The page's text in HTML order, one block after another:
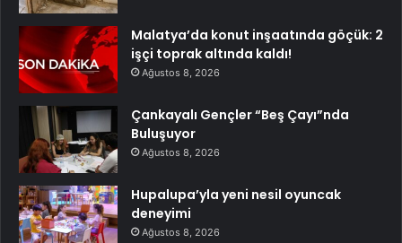
Malatya’da konut inşaatında göçük: 2
işçi toprak altında kaldı!
Ağustos 8, 2026
Çankayalı Gençler “Beş Çayı”nda
Buluşuyor
Ağustos 8, 2026
Hupalupa’yla yeni nesil oyuncak
deneyimi
Ağustos 8, 2026